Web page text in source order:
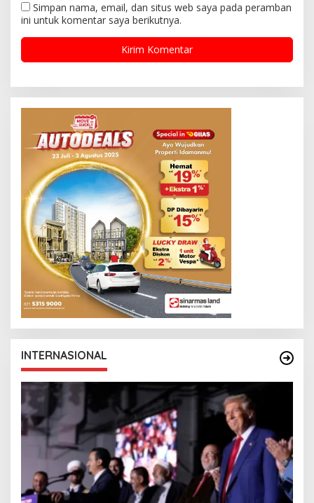
Simpan nama, email, dan situs web saya pada peramban
ini untuk komentar saya berikutnya.
INTERNASIONAL